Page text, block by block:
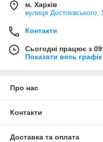
м. Харків
вулиця Достоєвського,
Контакти
Сьогодні працює з
Показати весь
Про нас
Контакти
Доставка та оплата